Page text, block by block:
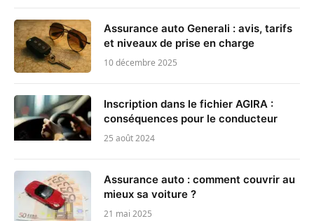
Assurance auto Generali : avis, tarifs
et niveaux de prise en charge
10 décembre 2025
Inscription dans le fichier AGIRA :
conséquences pour le conducteur
25 août 2024
Assurance auto : comment couvrir au
mieux sa voiture ?
21 mai 2025